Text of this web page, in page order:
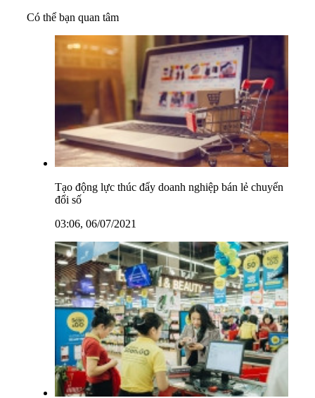
Có thể bạn quan tâm
Tạo động lực thúc đẩy doanh nghiệp bán lẻ chuyển
đổi số
03:06, 06/07/2021